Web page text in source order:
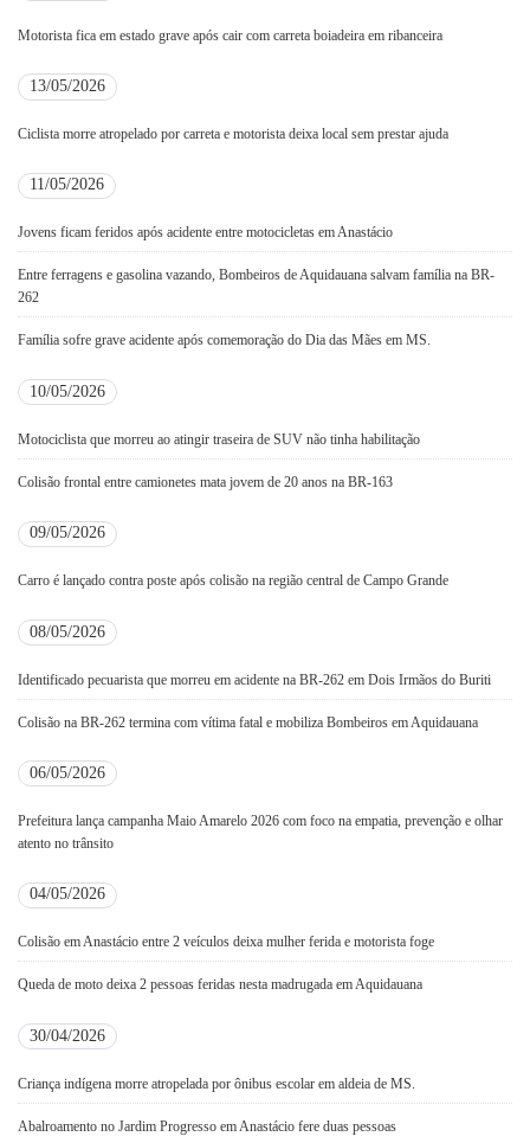
Motorista fica em estado grave após cair com carreta boiadeira em ribanceira
13/05/2026
Ciclista morre atropelado por carreta e motorista deixa local sem prestar ajuda
11/05/2026
Jovens ficam feridos após acidente entre motocicletas em Anastácio
Entre ferragens e gasolina vazando, Bombeiros de Aquidauana salvam família na BR-
262
Família sofre grave acidente após comemoração do Dia das Mães em MS.
10/05/2026
Motociclista que morreu ao atingir traseira de SUV não tinha habilitação
Colisão frontal entre camionetes mata jovem de 20 anos na BR-163
09/05/2026
Carro é lançado contra poste após colisão na região central de Campo Grande
08/05/2026
Identificado pecuarista que morreu em acidente na BR-262 em Dois Irmãos do Buriti
Colisão na BR-262 termina com vítima fatal e mobiliza Bombeiros em Aquidauana
06/05/2026
Prefeitura lança campanha Maio Amarelo 2026 com foco na empatia, prevenção e olhar
atento no trânsito
04/05/2026
Colisão em Anastácio entre 2 veículos deixa mulher ferida e motorista foge
Queda de moto deixa 2 pessoas feridas nesta madrugada em Aquidauana
30/04/2026
Criança indígena morre atropelada por ônibus escolar em aldeia de MS.
Abalroamento no Jardim Progresso em Anastácio fere duas pessoas